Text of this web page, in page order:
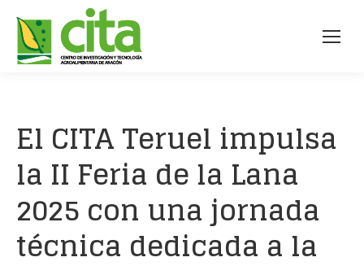
El CITA Teruel impulsa
la II Feria de la Lana
2025 con una jornada
técnica dedicada a la